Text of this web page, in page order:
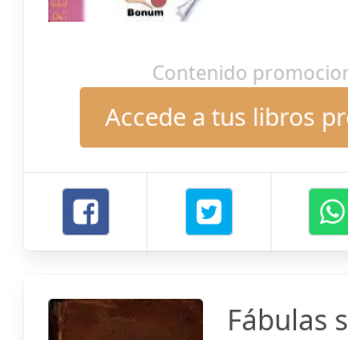
Contenido
Accede a tus libros
Fábulas